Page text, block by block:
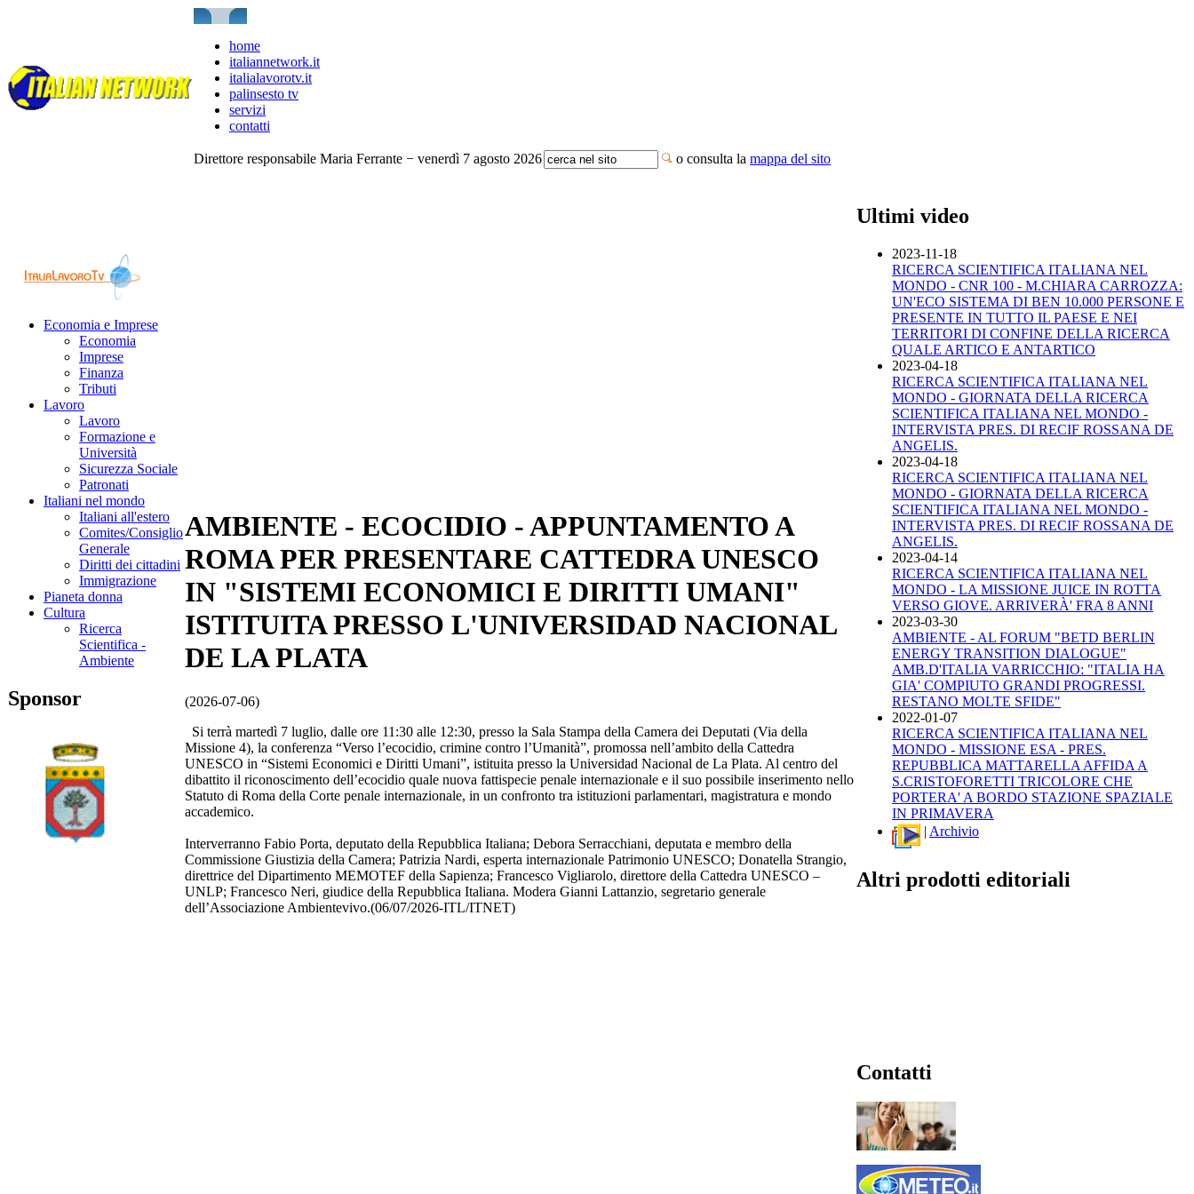
home
italiannetwork.it
italialavorotv.it
palinsesto tv
servizi
contatti
Direttore responsabile Maria Ferrante − venerdì 7 agosto 2026 o consulta la mappa del sito
Economia e Imprese
Economia
Imprese
Finanza
Tributi
Lavoro
Lavoro
Formazione e
Università
Sicurezza Sociale
Patronati
Italiani nel mondo
Italiani all'estero
Comites/Consiglio
Generale
Diritti dei cittadini
Immigrazione
Pianeta donna
Cultura
Ricerca
Scientifica -
Ambiente
Sponsor
AMBIENTE - ECOCIDIO - APPUNTAMENTO A
ROMA PER PRESENTARE CATTEDRA UNESCO
IN "SISTEMI ECONOMICI E DIRITTI UMANI"
ISTITUITA PRESSO L'UNIVERSIDAD NACIONAL
DE LA PLATA
(2026-07-06)
Si terrà martedì 7 luglio, dalle ore 11:30 alle 12:30, presso la Sala Stampa della Camera dei Deputati (Via della
Missione 4), la conferenza “Verso l’ecocidio, crimine contro l’Umanità”, promossa nell’ambito della Cattedra
UNESCO in “Sistemi Economici e Diritti Umani”, istituita presso la Universidad Nacional de La Plata. Al centro del
dibattito il riconoscimento dell’ecocidio quale nuova fattispecie penale internazionale e il suo possibile inserimento nello
Statuto di Roma della Corte penale internazionale, in un confronto tra istituzioni parlamentari, magistratura e mondo
accademico.
Interverranno Fabio Porta, deputato della Repubblica Italiana; Debora Serracchiani, deputata e membro della
Commissione Giustizia della Camera; Patrizia Nardi, esperta internazionale Patrimonio UNESCO; Donatella Strangio,
direttrice del Dipartimento MEMOTEF della Sapienza; Francesco Vigliarolo, direttore della Cattedra UNESCO –
UNLP; Francesco Neri, giudice della Repubblica Italiana. Modera Gianni Lattanzio, segretario generale
dell’Associazione Ambientevivo.(06/07/2026-ITL/ITNET)
Ultimi video
2023-11-18
RICERCA SCIENTIFICA ITALIANA NEL
MONDO - CNR 100 - M.CHIARA CARROZZA:
UN'ECO SISTEMA DI BEN 10.000 PERSONE E
PRESENTE IN TUTTO IL PAESE E NEI
TERRITORI DI CONFINE DELLA RICERCA
QUALE ARTICO E ANTARTICO
2023-04-18
RICERCA SCIENTIFICA ITALIANA NEL
MONDO - GIORNATA DELLA RICERCA
SCIENTIFICA ITALIANA NEL MONDO -
INTERVISTA PRES. DI RECIF ROSSANA DE
ANGELIS.
2023-04-18
RICERCA SCIENTIFICA ITALIANA NEL
MONDO - GIORNATA DELLA RICERCA
SCIENTIFICA ITALIANA NEL MONDO -
INTERVISTA PRES. DI RECIF ROSSANA DE
ANGELIS.
2023-04-14
RICERCA SCIENTIFICA ITALIANA NEL
MONDO - LA MISSIONE JUICE IN ROTTA
VERSO GIOVE. ARRIVERÀ' FRA 8 ANNI
2023-03-30
AMBIENTE - AL FORUM "BETD BERLIN
ENERGY TRANSITION DIALOGUE"
AMB.D'ITALIA VARRICCHIO: "ITALIA HA
GIA' COMPIUTO GRANDI PROGRESSI.
RESTANO MOLTE SFIDE"
2022-01-07
RICERCA SCIENTIFICA ITALIANA NEL
MONDO - MISSIONE ESA - PRES.
REPUBBLICA MATTARELLA AFFIDA A
S.CRISTOFORETTI TRICOLORE CHE
PORTERA' A BORDO STAZIONE SPAZIALE
IN PRIMAVERA
| Archivio
Altri prodotti editoriali
Contatti